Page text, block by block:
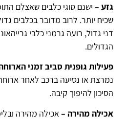
גזע – ישנם סוגי כלבים שאצלם
שכיח יותר. לרוב מדובר בכלבים
דני גדול, רועה גרמני כלבי
הגדולים.
פעילות גופנית סביב זמני
נמרצת או נסיעה ברכב לאחר
הסיכון להיפוך קיבה.
אכילה מהירה –אכילה מהירה